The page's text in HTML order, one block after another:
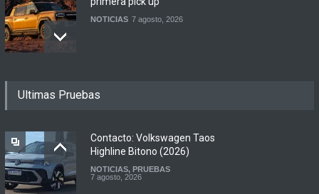
NOTICIAS 7 agosto, 2026
renovadas S2 y Skua 150 en
7 agosto, 2026
Argentina y Ecuador
Ultimas Pruebas
Contacto: Volkswagen Taos
Highline Bitono (2026)
NOTICIAS, PRUEBAS
7 agosto, 2026